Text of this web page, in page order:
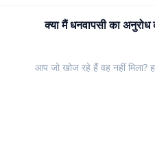
क्या मैं धनवापसी का
आप जो खोज रहे हैं वह नहीं मिला?